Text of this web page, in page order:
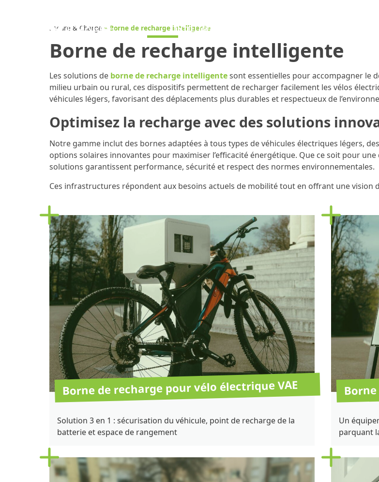
INTELLIGENTE
Secure & Charge » Borne de recharge intelligente
Borne de recharge intelligente
Les solutions de borne de recharge intelligentesont essentielles pour accompagner le
milieu urbain ou rural, ces dispositifs permettent de recharger facilement les vélos
véhicules légers, favorisant des déplacements plus durables et respectueux de
Optimisez la recharge avec des solutions
Notre gamme inclut des bornes adaptées à tous types de véhicules électriques légers,
options solaires innovantes pour maximiser l’efficacité énergétique. Que ce soit pour
solutions garantissent performance, sécurité et respect des normes environnementales.
Ces infrastructures répondent aux besoins actuels de mobilité tout en offrant une vision
Borne de recharge pour vélo électrique VAE
Solution 3 en 1 : sécurisation du véhicule, point de recharge de la
batterie et espace de rangement
Un
parquant